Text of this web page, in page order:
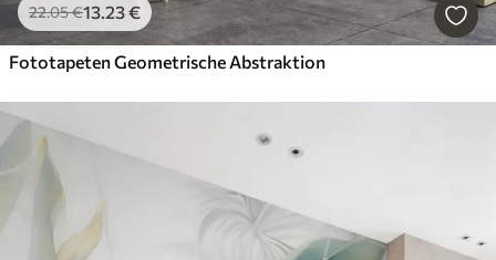
22.05€13.23€
Fototapeten Geometrische Abstraktion